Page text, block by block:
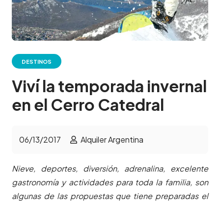
DESTINOS
Viví la temporada invernal
en el Cerro Catedral
06/13/2017 Alquiler Argentina
Nieve, deportes, diversión, adrenalina, excelente
gastronomía y actividades para toda la familia, son
algunas de las propuestas que tiene preparadas el